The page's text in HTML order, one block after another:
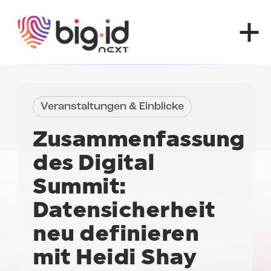
Veranstaltungen & Einblicke
Zusammenfassung
des Digital
Summit:
Datensicherheit
neu definieren
mit Heidi Shay